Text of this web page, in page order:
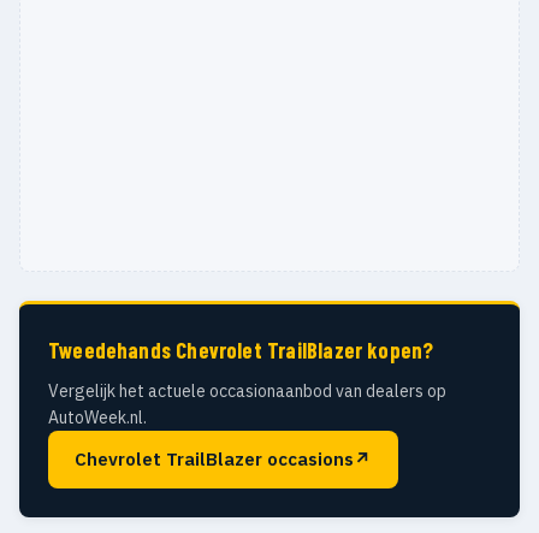
Tweedehands Chevrolet TrailBlazer kopen?
Vergelijk het actuele occasionaanbod van dealers op
AutoWeek.nl.
Chevrolet TrailBlazer occasions ↗